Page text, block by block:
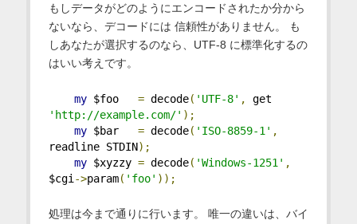
もしデータがどのようにエンコードされたか分から
ないなら、デコードには 信頼性がありません。 も
しあなたが選択するのなら、UTF-8 に標準化するの
はいい考えです。
my $foo = decode( 'UTF-8' ,
'http://example.com/' );
my $bar = decode( 'ISO-8859-1' ,
readline STDIN);
my $xyzzy = decode( 'Windows-1251' ,
$cgi ->param( 'foo' ));
処理は今まで通りに行います。 唯一の違いは、バイ